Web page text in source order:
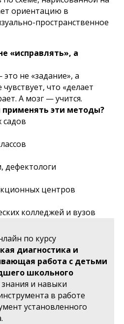
ориентацию в
пространственное
«исправлять», а
не «задание», а
чувствует, что «делает
А мозг — учится.
эти методы?
садов
дефектологи
центров
колледжей и вузов
по курсу
диагностика и
работа с детьми
школьного
и навыки
в работе
установленного